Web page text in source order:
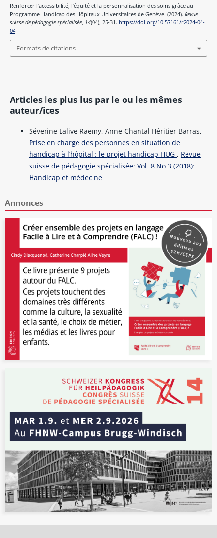
Renforcer l’accessibilité, l’équité et la personnalisation des soins grâce au
Programme Handicap des Hôpitaux Universitaires de Genève. (2024). Revue
suisse de pédagogie spécialisée, 14(04), 25-31. https://doi.org/10.57161/r2024-04-
04
Formats de citations
Articles les plus lus par le ou les mêmes
auteur/ices
Séverine Lalive Raemy, Anne-Chantal Héritier Barras,
Prise en charge des personnes en situation de
handicap à l’hôpital : le projet handicap HUG , Revue
suisse de pédagogie spécialisée: Vol. 8 No 3 (2018):
Handicap et médecine
Annonces